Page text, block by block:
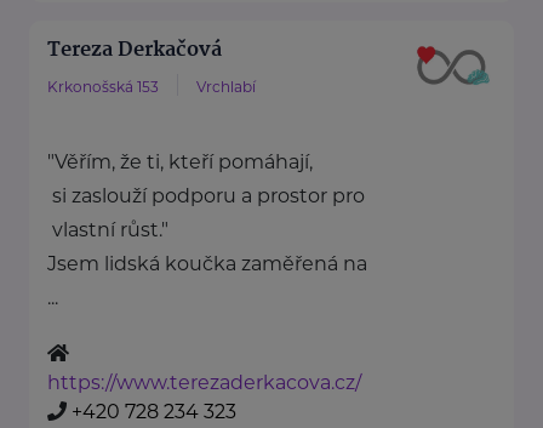
Tereza Derkačová
Krkonošská 153 Vrchlabí
"Věřím, že ti, kteří pomáhají,
si zaslouží podporu a prostor pro
vlastní růst."
Jsem lidská koučka zaměřená na
...
https://www.terezaderkacova.cz/
+420 728 234 323